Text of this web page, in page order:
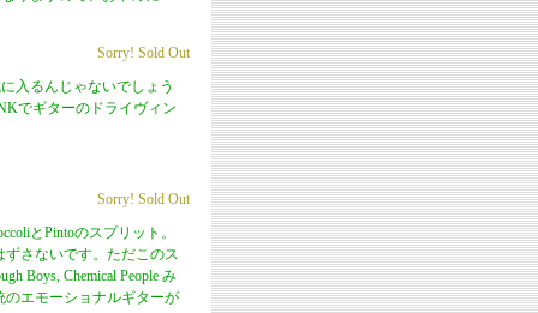
Sorry! Sold Out
入るんじゃないでしょう
でギターのドライヴィン
Sorry! Sold Out
とPintoのスプリット。
ずさないです。ただこのス
Boys, Chemical People み
エモーショナルギターが